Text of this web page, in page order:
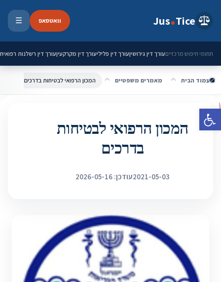
פתח סרגל נגישות
Jus Tice וואטסאפ ☰
תחומי חיפוש מרכזייםעורך דין גירושיןעורך דין פליליעורך דין מקרקעיןעורך דין רשלנות רפואית
עמוד הבית מאמרים משפטיים המכון הרפואי לבטיחות בדרכים
המכון הרפואי לבטיחות
בדרכים
2021-05-03עודכן: 2026-05-16